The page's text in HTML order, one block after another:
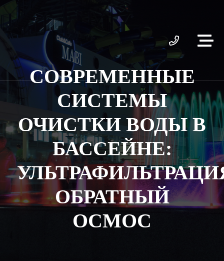
СОВРЕМЕННЫЕ
СИСТЕМЫ
ОЧИСТКИ ВОДЫ В
БАССЕЙНЕ:
ОБРАТНЫЙ
ОСМОС